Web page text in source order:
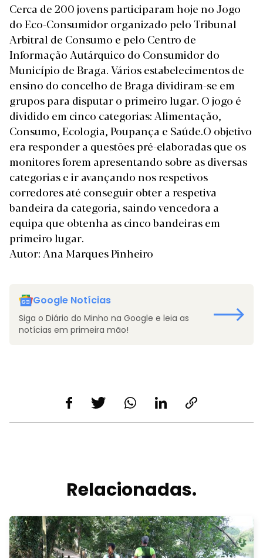
Cerca de 200 jovens participaram hoje no Jogo
do Eco-Consumidor organizado pelo Tribunal
Arbitral de Consumo e pelo Centro de
Informação Autárquico do Consumidor do
Município de Braga.Vários estabelecimentos de
ensino do concelho de Braga dividiram-se em
grupos para disputar o primeiro lugar. O jogo é
dividido em cinco categorias: Alimentação,
Consumo, Ecologia, Poupança e Saúde.O objetivo
era responder a questões pré-elaboradas que os
monitores forem apresentando sobre as diversas
categorias e ir avançando nos respetivos
corredores até conseguir obter a respetiva
bandeira da categoria, saindo vencedora a
equipa que obtenha as cinco bandeiras em
primeiro lugar.
Autor: Ana Marques Pinheiro
Google Notícias
Siga o Diário do Minho na Google e leia as
notícias em primeira mão!
Relacionadas.